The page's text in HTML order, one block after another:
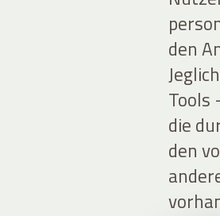
den
Tools
die
den